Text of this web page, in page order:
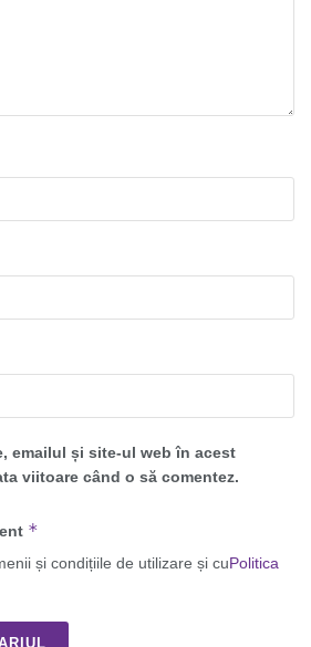
emailul și site-ul web în acest
viitoare când o să comentez.
*
și condițiile de utilizare și cuPolitica